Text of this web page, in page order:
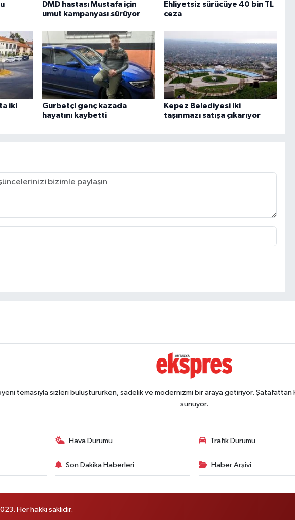
DMD hastası Mustafa için
umut kampanyası sürüyor
Ehliyetsiz sürücüye 40 bin TL
ceza
iki
Gurbetçi genç kazada
hayatını kaybetti
Kepez Belediyesi iki
taşınmazı satışa çıkarıyor
temasıyla sizleri buluştururken, sadelik ve modernizmi bir araya getiriyor. Şatafattan
sunuyor.
Hava Durumu Trafik Durumu
Son Dakika Haberleri Haber Arşivi
Her hakkı saklıdır.